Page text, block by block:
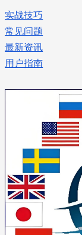
实战技巧
常见问题
最新资讯
用户指南